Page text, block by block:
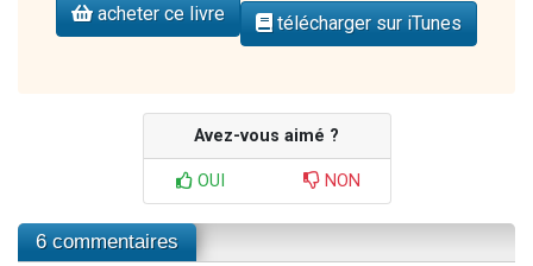
acheter ce livre télécharger sur iTunes
Avez-vous aimé ?
OUI NON
6 commentaires